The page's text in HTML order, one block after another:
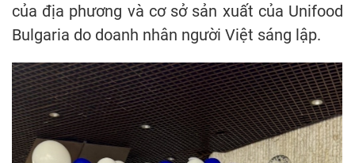
của địa phương và cơ sở sản xuất của Unifood
Bulgaria do doanh nhân người Việt sáng lập.